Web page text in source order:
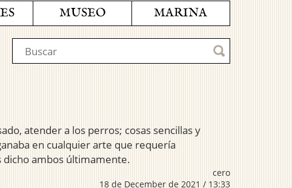
MUSEO MARINA
atender a los perros; cosas sencillas y
en cualquier arte que requería
dicho ambos últimamente.
cero
18 de December de 2021 / 13:33